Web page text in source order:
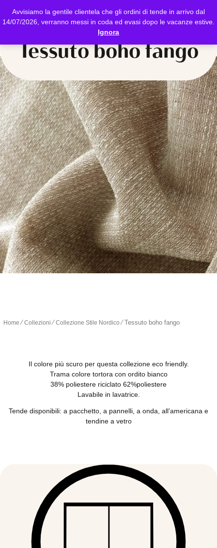
Avvisiamo la gentile clientela che gli ordini di tende in arrivo dal
14/07/2026, verranno messi in coda ed evasi dopo le vacanze estive.
Ignora
Tessuto boho fango
Home∕Collezioni∕Collezione Stile Nordico∕Tessuto boho fango
Il colore più scuro per questa collezione eco friendly.
Trama colore tortora con ordito bianco
38% poliestere riciclato 62%poliestere
Lavabile in lavatrice.
Tende disponibili: a pacchetto, a pannelli, a onda, all’americana e
tendine a vetro